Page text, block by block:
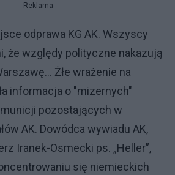
Reklama
odprawa KG AK. Wszyscy
że względy polityczne nakazują
Żłe wrażenie na
informacja o "mizernych"
pozostających w
AK. Dowódca wywiadu AK,
Iranek-Osmecki ps. „Heller”,
się niemieckich